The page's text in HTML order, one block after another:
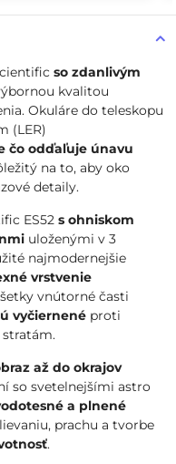
so zdanlivým
kvalitou
Okuláre do teleskopu
(LER)
čo odďaľuje únavu
na to, aby oko
detaily.
ES52 s ohniskom
uloženými v 3
najmodernejšie
vrstvenie
vnútorné časti
vyčiernené proti
až do okrajov
so svetelnejšími astro
a plnené
prachu a tvorbe
.